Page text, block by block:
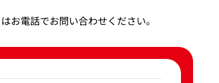
お電話でお問い合わせください。